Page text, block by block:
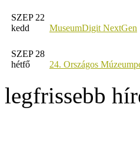
SZEP 22
kedd
MuseumDigit NextGen
SZEP 28
hétfő
24. Országos
legfrissebb